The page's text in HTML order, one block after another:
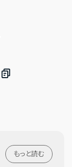
もっと読む